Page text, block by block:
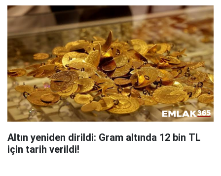
Altın yeniden dirildi: Gram altında 12 bin TL
için tarih verildi!